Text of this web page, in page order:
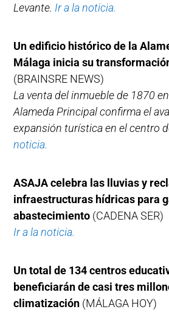
Levante. Ir a la noticia.
Un edificio histórico de la
Málaga inicia su
(BRAINSRE NEWS)
La venta del inmueble de 1870
Alameda Principal confirma el
expansión turística en el centro
noticia.
ASAJA celebra las lluvias y
infraestructuras hídricas para
abastecimiento (CADENA SER)
Ir a la noticia.
Un total de 134 centros
beneficiarán de casi tres
climatización (MÁLAGA HOY)